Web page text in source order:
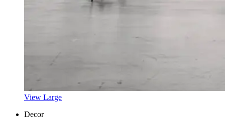
View Large
Decor